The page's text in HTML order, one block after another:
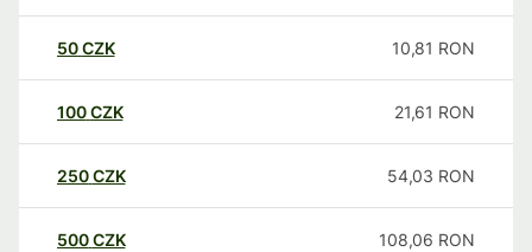
50CZK 10,81 RON
100CZK 21,61 RON
250CZK 54,03 RON
500CZK 108,06 RON